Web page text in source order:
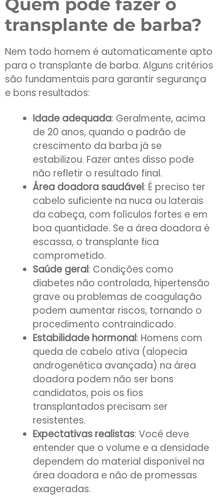
transplante de barba?
Nem todo homem é automaticamente apto
para o transplante de barba. Alguns critérios
são fundamentais para garantir segurança
e bons resultados:
Idade adequada: Geralmente, acima
de 20 anos, quando o padrão de
crescimento da barba já se
estabilizou. Fazer antes disso pode
não refletir o resultado final.
Área doadora saudável: É preciso ter
cabelo suficiente na nuca ou laterais
da cabeça, com folículos fortes e em
boa quantidade. Se a área doadora é
escassa, o transplante fica
comprometido.
Saúde geral: Condições como
diabetes não controlada, hipertensão
grave ou problemas de coagulação
podem aumentar riscos, tornando o
procedimento contraindicado.
Estabilidade hormonal: Homens com
queda de cabelo ativa (alopecia
androgenética avançada) na área
doadora podem não ser bons
candidatos, pois os fios
transplantados precisam ser
resistentes.
Expectativas realistas: Você deve
entender que o volume e a densidade
dependem do material disponível na
área doadora e não de promessas
exageradas.